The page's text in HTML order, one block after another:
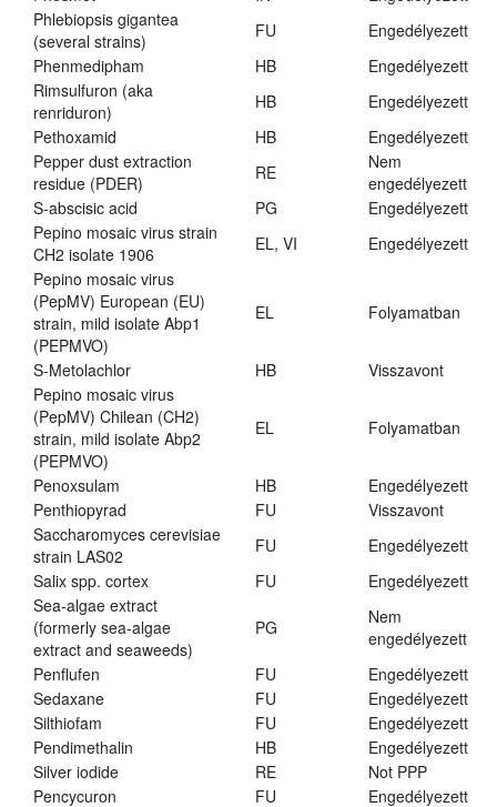
Phlebiopsis gigantea
(several strains)
FU
Engedélyezett
Phenmedipham
HB
Engedélyezett
Rimsulfuron (aka
renriduron)
HB
Engedélyezett
Pethoxamid
HB
Engedélyezett
Pepper dust extraction
residue (PDER)
RE
Nem
engedélyezett
S-abscisic acid
PG
Engedélyezett
Pepino mosaic virus strain
CH2 isolate 1906
EL, VI
Engedélyezett
Pepino mosaic virus
(PepMV) European (EU)
strain, mild isolate Abp1
(PEPMVO)
EL Folyamatban
S-Metolachlor HB
Visszavont
Pepino mosaic virus
(PepMV) Chilean (CH2)
strain, mild isolate Abp2
(PEPMVO)
EL Folyamatban
Penoxsulam HB
Engedélyezett
Penthiopyrad
FU
Visszavont
Saccharomyces cerevisiae
strain LAS02
FU
Engedélyezett
Salix spp. cortex
FU
Engedélyezett
Sea-algae extract
(formerly sea-algae
extract and seaweeds)
PG
Nem
engedélyezett
Penflufen
FU
Engedélyezett
Sedaxane
FU
Engedélyezett
Silthiofam
FU
Engedélyezett
Pendimethalin
HB
Engedélyezett
Silver iodide
RE
Not PPP
Pencycuron
FU
Engedélyezett